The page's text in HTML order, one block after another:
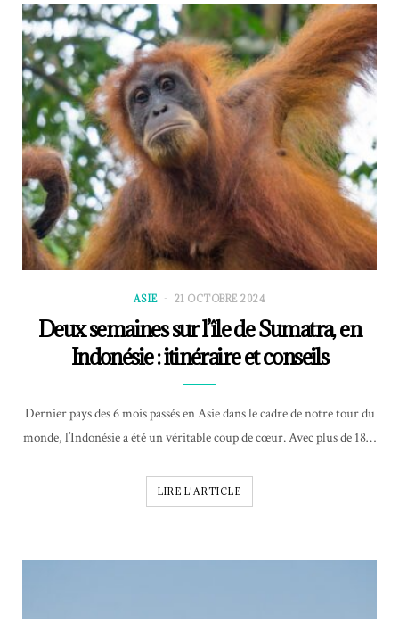
ASIE 21 OCTOBRE 2024
Deux semaines sur l’île de Sumatra, en
Indonésie : itinéraire et conseils
Dernier pays des 6 mois passés en Asie dans le cadre de notre tour du
monde, l’Indonésie a été un véritable coup de cœur. Avec plus de 18…
LIRE L'ARTICLE